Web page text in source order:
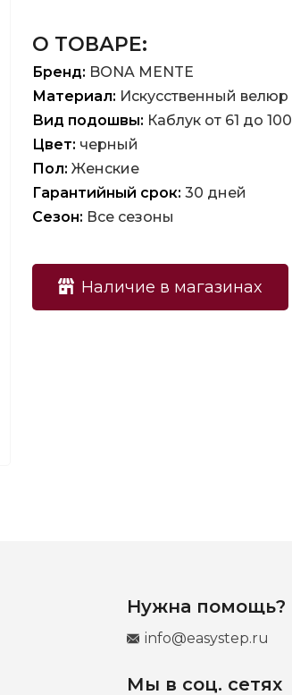
О ТОВАРЕ:
Бренд: BONA MENTE
Материал: Искусственный велюр
Вид подошвы: Каблук от 61 до 100
Цвет: черный
Пол: Женские
Гарантийный срок: 30 дней
Сезон: Все сезоны
Наличие в магазинах
Нужна помощь?
info@easystep.ru
Мы в соц. сетях